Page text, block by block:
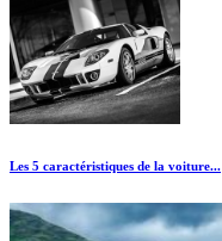
Les 5 caractéristiques de la voiture...